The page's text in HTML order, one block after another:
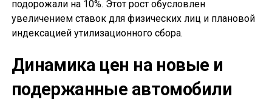
подорожали на 10%. Этот рост обусловлен
увеличением ставок для физических лиц и плановой
индексацией утилизационного сбора.
Динамика цен на новые и
подержанные автомобили